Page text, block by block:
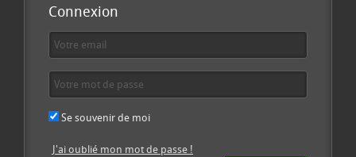
Connexion
Se souvenir de moi
J'ai oublié mon mot de passe !